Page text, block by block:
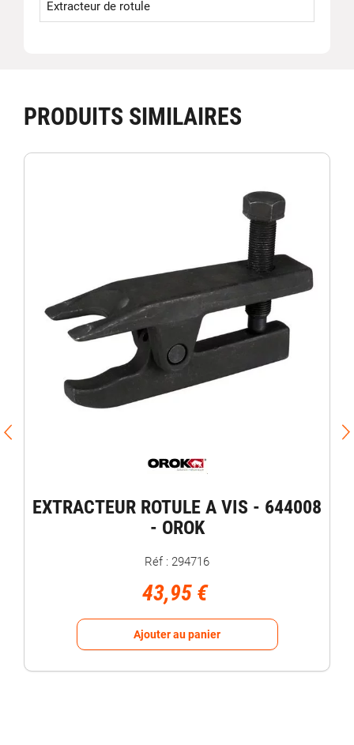
Extracteur de rotule
PRODUITS SIMILAIRES
EXTRACTEUR ROTULE A VIS - 644008
- OROK
Réf : 294716
43,95 €
Ajouter au panier